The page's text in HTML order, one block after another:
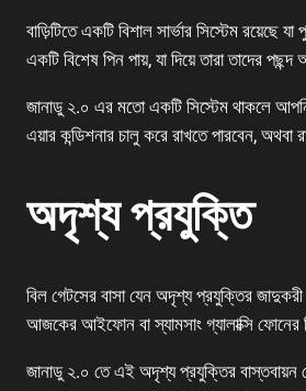
বাড়িটিতে একটি বিশাল সার্ভার সিস্টেম
একটি বিশেষ পিন পায়, যা দিয়ে তারা তাদের
জানাডু ২.০ এর মতো একটি সিস্টেম থাকলে
এয়ার কন্ডিশনার চালু করে রাখতে পারবেন,
অদৃশ্য প্রযুক্তি
বিল গেটসের বাসা যেন অদৃশ্য প্রযুক্তির
আজকের আইফোন বা স্যামসাং গ্যালাক্সি
জানাডু ২.০ তে এই অদৃশ্য প্রযুক্তির বাস্তবায়ন